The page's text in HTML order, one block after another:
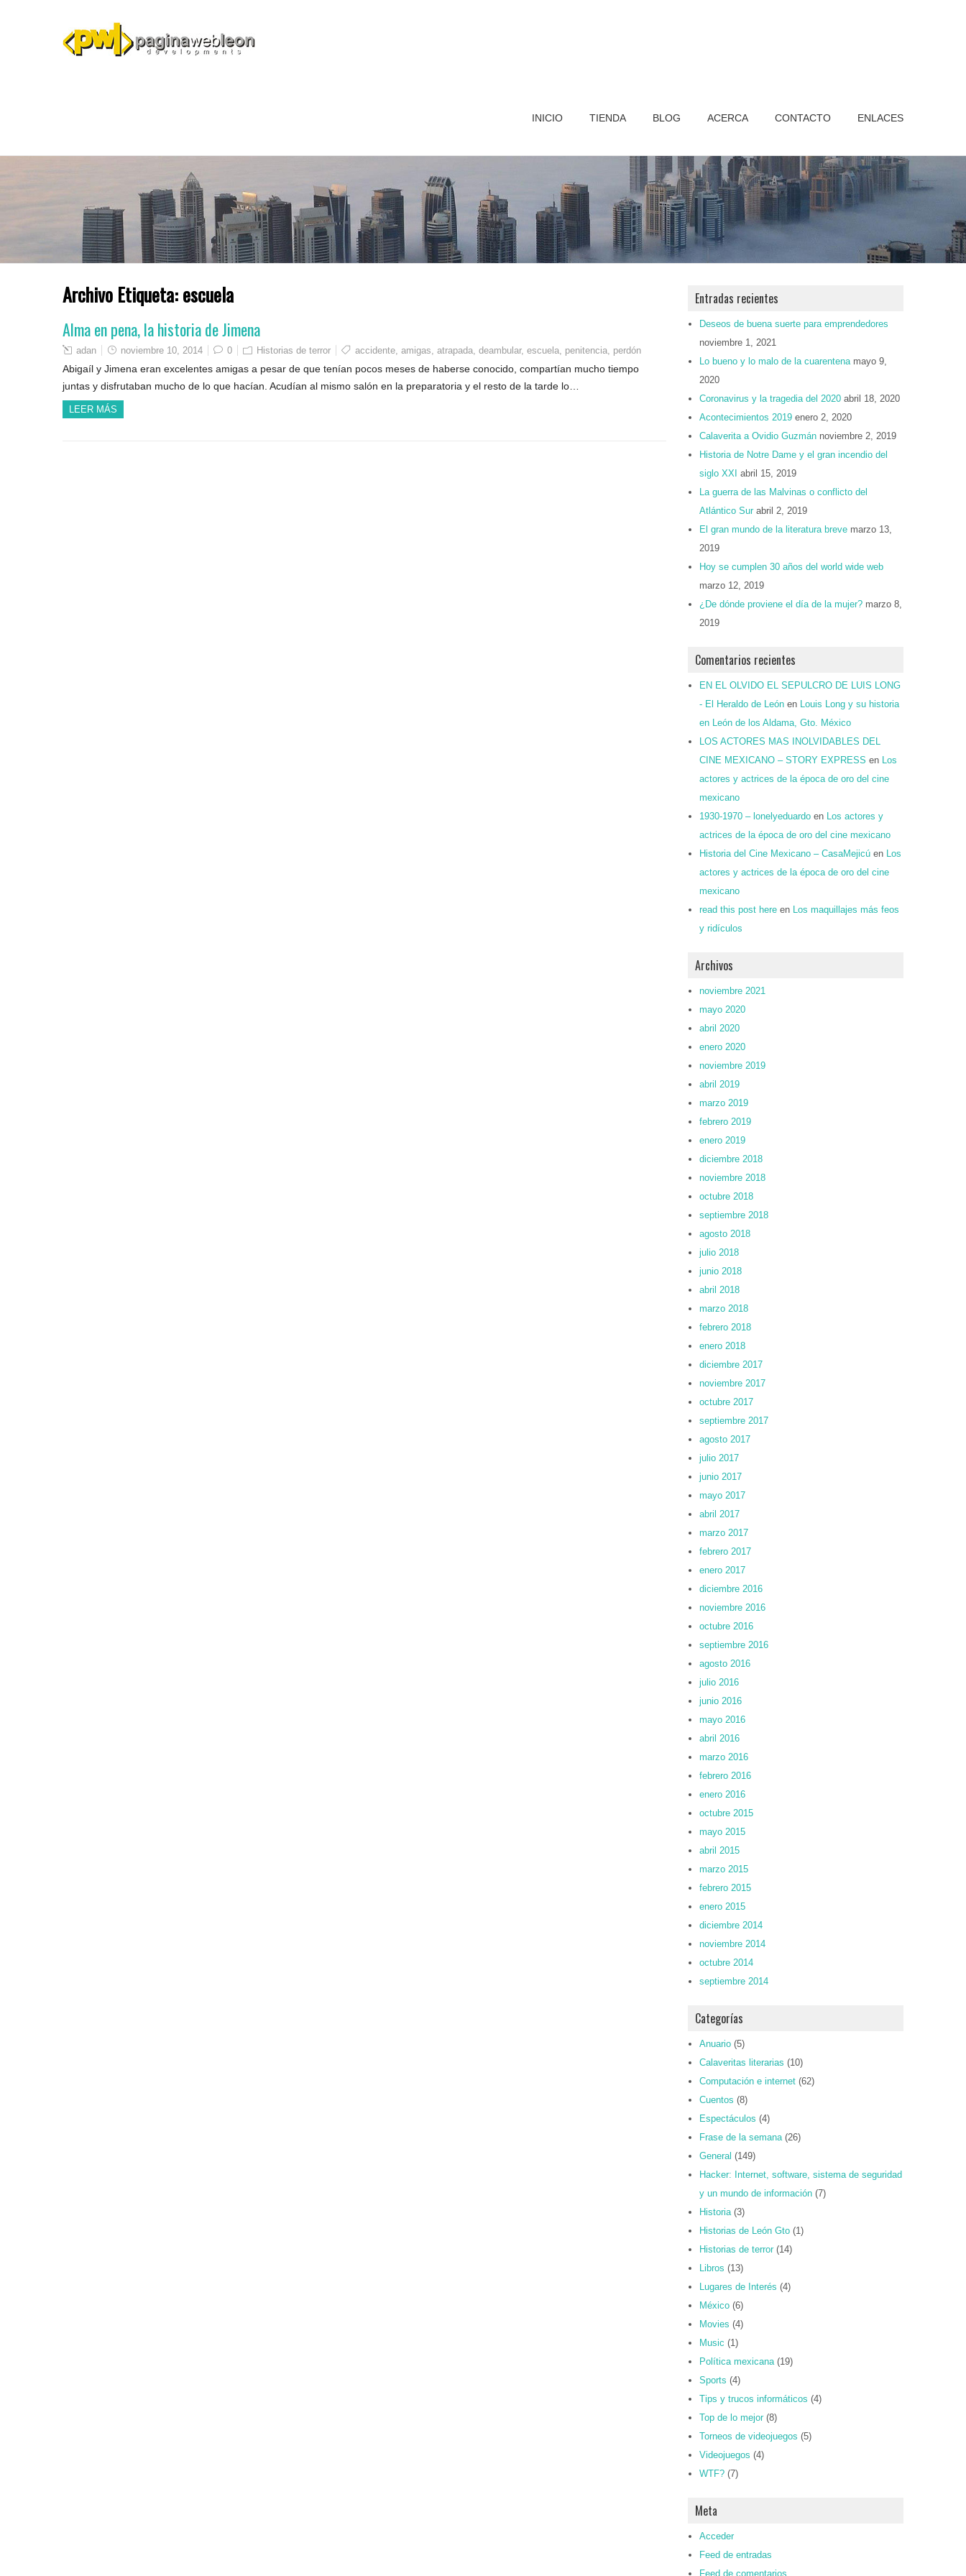
INICIO TIENDA BLOG ACERCA CONTACTO ENLACES
Archivo Etiqueta:escuela
Alma en pena, la historia de Jimena
adan noviembre 10, 2014 0 Historias de terror accidente, amigas, atrapada, deambular, escuela, penitencia, perdón
Abigaíl y Jimena eran excelentes amigas a pesar de que tenían pocos meses de haberse conocido, compartían mucho tiempo
juntas y disfrutaban mucho de lo que hacían. Acudían al mismo salón en la preparatoria y el resto de la tarde lo…
LEER MÁS
Entradas recientes
Deseos de buena suerte para emprendedores
noviembre 1, 2021
Lo bueno y lo malo de la cuarentena mayo 9,
2020
Coronavirus y la tragedia del 2020 abril 18, 2020
Acontecimientos 2019 enero 2, 2020
Calaverita a Ovidio Guzmán noviembre 2, 2019
Historia de Notre Dame y el gran incendio del
siglo XXI abril 15, 2019
La guerra de las Malvinas o conflicto del
Atlántico Sur abril 2, 2019
El gran mundo de la literatura breve marzo 13,
2019
Hoy se cumplen 30 años del world wide web
marzo 12, 2019
¿De dónde proviene el día de la mujer? marzo 8,
2019
Comentarios recientes
EN EL OLVIDO EL SEPULCRO DE LUIS LONG
- El Heraldo de León en Louis Long y su historia
en León de los Aldama, Gto. México
LOS ACTORES MAS INOLVIDABLES DEL
CINE MEXICANO – STORY EXPRESS en Los
actores y actrices de la época de oro del cine
mexicano
1930-1970 – lonelyeduardo en Los actores y
actrices de la época de oro del cine mexicano
Historia del Cine Mexicano – CasaMejicú en Los
actores y actrices de la época de oro del cine
mexicano
read this post here en Los maquillajes más feos
y ridículos
Archivos
noviembre 2021
mayo 2020
abril 2020
enero 2020
noviembre 2019
abril 2019
marzo 2019
febrero 2019
enero 2019
diciembre 2018
noviembre 2018
octubre 2018
septiembre 2018
agosto 2018
julio 2018
junio 2018
abril 2018
marzo 2018
febrero 2018
enero 2018
diciembre 2017
noviembre 2017
octubre 2017
septiembre 2017
agosto 2017
julio 2017
junio 2017
mayo 2017
abril 2017
marzo 2017
febrero 2017
enero 2017
diciembre 2016
noviembre 2016
octubre 2016
septiembre 2016
agosto 2016
julio 2016
junio 2016
mayo 2016
abril 2016
marzo 2016
febrero 2016
enero 2016
octubre 2015
mayo 2015
abril 2015
marzo 2015
febrero 2015
enero 2015
diciembre 2014
noviembre 2014
octubre 2014
septiembre 2014
Categorías
Anuario (5)
Calaveritas literarias (10)
Computación e internet (62)
Cuentos (8)
Espectáculos (4)
Frase de la semana(26)
General (149)
Hacker: Internet, software, sistema de seguridad
y un mundo de información (7)
Historia(3)
Historias de León Gto (1)
Historias de terror (14)
Libros (13)
Lugares de Interés (4)
México (6)
Movies (4)
Music (1)
Política mexicana(19)
Sports (4)
Tips y trucos informáticos (4)
Top de lo mejor (8)
Torneos de videojuegos (5)
Videojuegos (4)
WTF? (7)
Meta
Acceder
Feed de entradas
Feed de comentarios